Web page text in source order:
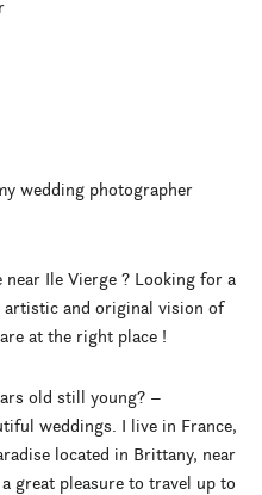
wedding photographer
Ile Vierge ? Looking for a
and original vision of
at the right place !
old still young? –
weddings. I live in France,
located in Brittany, near
great pleasure to travel up to